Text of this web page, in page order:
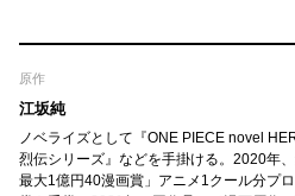
原作
江坂純
ノベライズとして『ONE PIECE novel
烈伝シリーズ』などを手掛ける。2020年
最大1億円40漫画賞」アニメ1クール分プ